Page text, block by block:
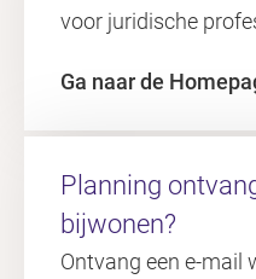
voor juridische
Ga naar de
Planning
bijwonen?
Ontvang een e-mail